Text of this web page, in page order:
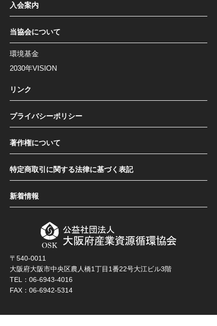
入会案内
当協会について
環境基金
2030年VISION
リンク
プライバシーポリシー
著作権について
特定商取引に関する法律に基づく表記
新着情報
〒540-0011
大阪府大阪市中央区農人橋1丁目1番22号大江ビル3階
TEL：06-6943-4016
FAX：06-6942-5314